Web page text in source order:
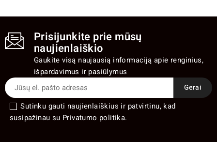
Prisijunkite prie mūsų
naujienlaiškio
Gaukite visą naujausią informaciją apie renginius,
išpardavimus ir pasiūlymus
Sutinku gauti naujienlaiškius ir patvirtinu, kad
susipažinau su Privatumo politika.